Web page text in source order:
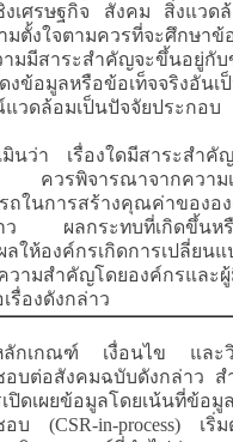
งเศรษฐกิจ สังคม สิ่งแวด
มตั้งใจตามควรที่จะศึกษา
มมีสาระสำคัญจะขึ้นอยู่กั
งข้อมูลหรือข้อเท็จจริงอัน
วดล้อมเป็นปัจจัยประกอบ
มินว่า เรื่องใดมีสาระสำคั
ควรพิจารณาจากความเ
ถในการสร้างคุณค่าของอ
าว ผลกระทบที่เกิดขึ้นหรื
ลให้องค์กรเกิดการเปลี่ยน
วามสำคัญโดยองค์กรและผู้
รื่องดังกล่าว
ลักเกณฑ์ เงื่อนไข และวิ
อบต่อสังคมฉบับดังกล่าว
ปิดเผยข้อมูลโดยเน้นที่ข้อมู
บ (CSR-in-process) เริ่